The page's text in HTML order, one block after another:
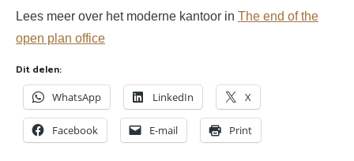
Lees meer over het moderne kantoor in The end of the
open plan office
Dit delen:
WhatsApp LinkedIn X
Facebook E-mail Print